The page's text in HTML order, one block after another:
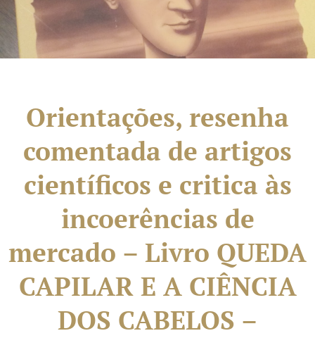
Orientações, resenha
comentada de artigos
científicos e critica às
incoerências de
mercado – Livro QUEDA
CAPILAR E A CIÊNCIA
DOS CABELOS –